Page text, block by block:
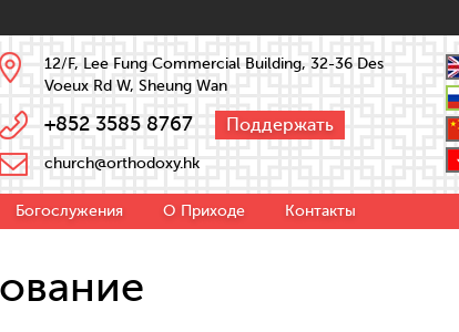
12/F, Lee Fung Commercial Building, 32-36 Des
Voeux Rd W, Sheung Wan
+852 3585 8767 Поддержать
church@orthodoxy.hk
Богослужения О Приходе Контакты